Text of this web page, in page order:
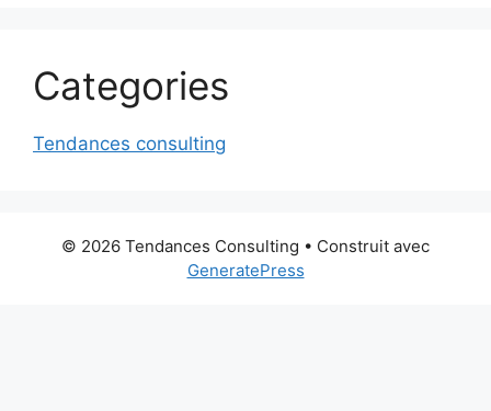
Categories
Tendances consulting
© 2026 Tendances Consulting • Construit avec
GeneratePress